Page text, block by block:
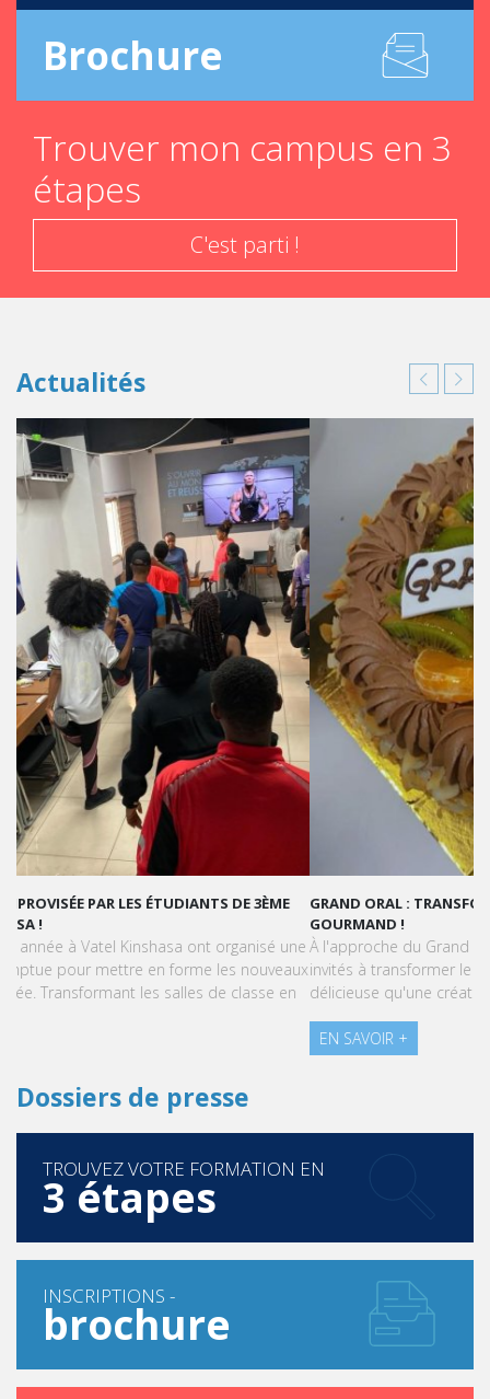
Brochure
Trouver mon campus en 3
étapes
C'est parti !
Actualités
GRAND ORAL : TRANSFORMONS LE STRESS EN SUCCÈS
GOURMAND !
À l'approche du Grand Oral, les étudiants de Vatel Kinshasa sont
invités à transformer le stress en une expérience aussi
délicieuse qu'une création pâtissière.
3 étapes
brochure